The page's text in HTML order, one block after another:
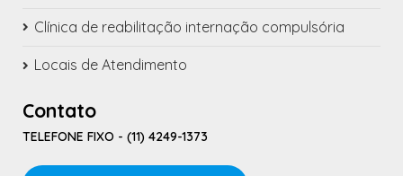
Clínica de reabilitação internação compulsória
Locais de Atendimento
Contato
TELEFONE FIXO - (11) 4249-1373